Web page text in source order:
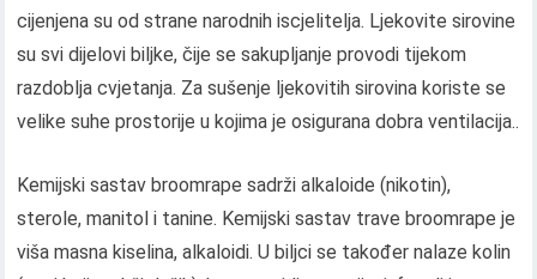
cijenjena su od strane narodnih iscjelitelja. Ljekovite sirovine
su svi dijelovi biljke, čije se sakupljanje provodi tijekom
razdoblja cvjetanja. Za sušenje ljekovitih sirovina koriste se
velike suhe prostorije u kojima je osigurana dobra ventilacija..
Kemijski sastav broomrape sadrži alkaloide (nikotin),
sterole, manitol i tanine. Kemijski sastav trave broomrape je
viša masna kiselina, alkaloidi. U biljci se također nalaze kolin